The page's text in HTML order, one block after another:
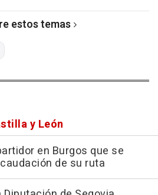
estos temas
y León
en Burgos que se
de su ruta